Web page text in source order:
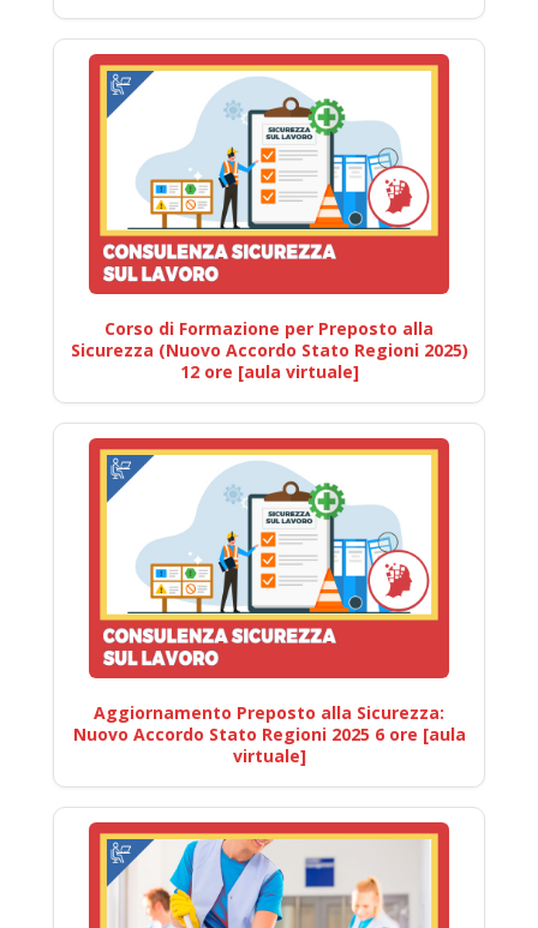
Corso di Formazione per Preposto alla
Sicurezza (Nuovo Accordo Stato Regioni 2025)
12 ore [aula virtuale]
Aggiornamento Preposto alla Sicurezza:
Nuovo Accordo Stato Regioni 2025 6 ore [aula
virtuale]